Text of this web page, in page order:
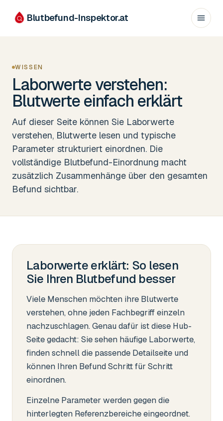
Blutbefund-Inspektor.at
WISSEN
Laborwerte verstehen:
Blutwerte einfach erklärt
Auf dieser Seite können Sie Laborwerte
verstehen, Blutwerte lesen und typische
Parameter strukturiert einordnen. Die
vollständige Blutbefund-Einordnung macht
zusätzlich Zusammenhänge über den gesamten
Befund sichtbar.
Laborwerte erklärt: So lesen
Sie Ihren Blutbefund besser
Viele Menschen möchten ihre Blutwerte
verstehen, ohne jeden Fachbegriff einzeln
nachzuschlagen. Genau dafür ist diese Hub-
Seite gedacht: Sie sehen häufige Laborwerte,
finden schnell die passende Detailseite und
können Ihren Befund Schritt für Schritt
einordnen.
Einzelne Parameter werden gegen die
hinterlegten Referenzbereiche eingeordnet.